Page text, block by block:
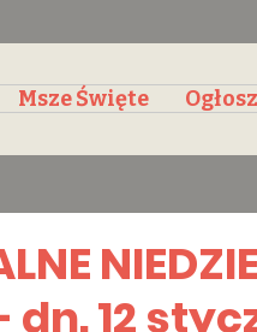
Msze Święte
dn. 12